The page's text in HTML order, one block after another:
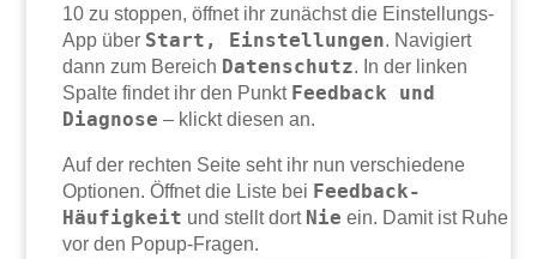
10 zu stoppen, öffnet ihr zunächst die Einstellungs-
App über Start, Einstellungen. Navigiert
dann zum Bereich Datenschutz. In der linken
Spalte findet ihr den Punkt Feedback und
Diagnose – klickt diesen an.
Auf der rechten Seite seht ihr nun verschiedene
Optionen. Öffnet die Liste bei Feedback-
Häufigkeit und stellt dort Nie ein. Damit ist Ruhe
vor den Popup-Fragen.